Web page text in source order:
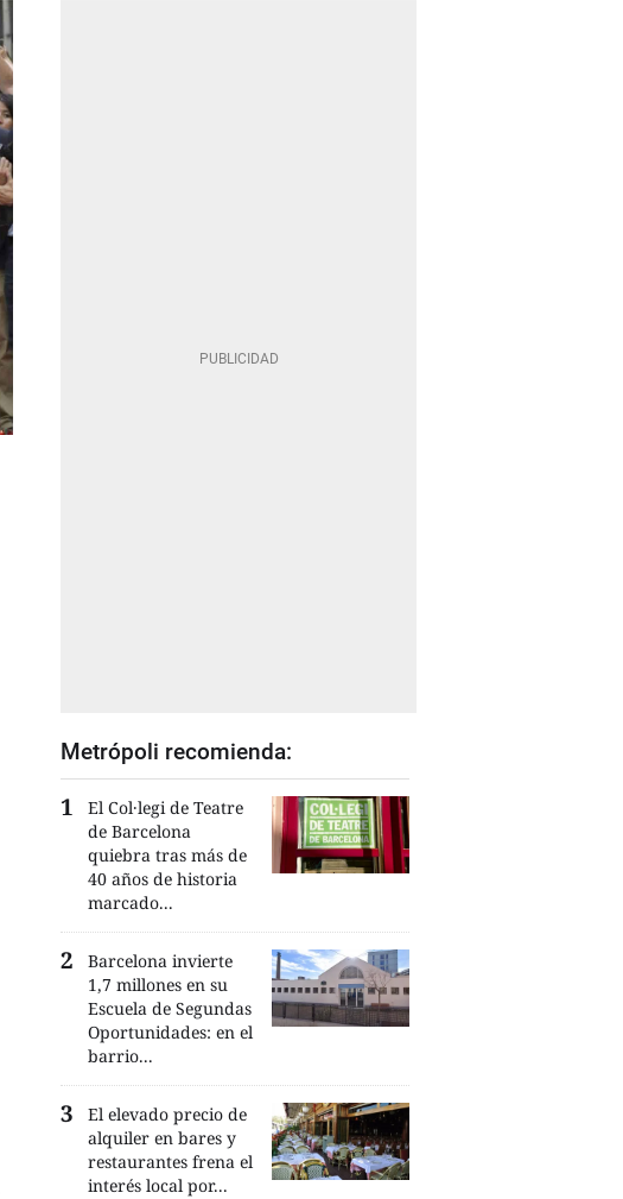
Metrópoli recomienda:
El Col·legi de Teatre
de Barcelona
quiebra tras más de
40 años de historia
marcado...
Barcelona invierte
1,7 millones en su
Escuela de Segundas
Oportunidades: en el
barrio...
El elevado precio de
alquiler en bares y
restaurantes frena el
interés local por...